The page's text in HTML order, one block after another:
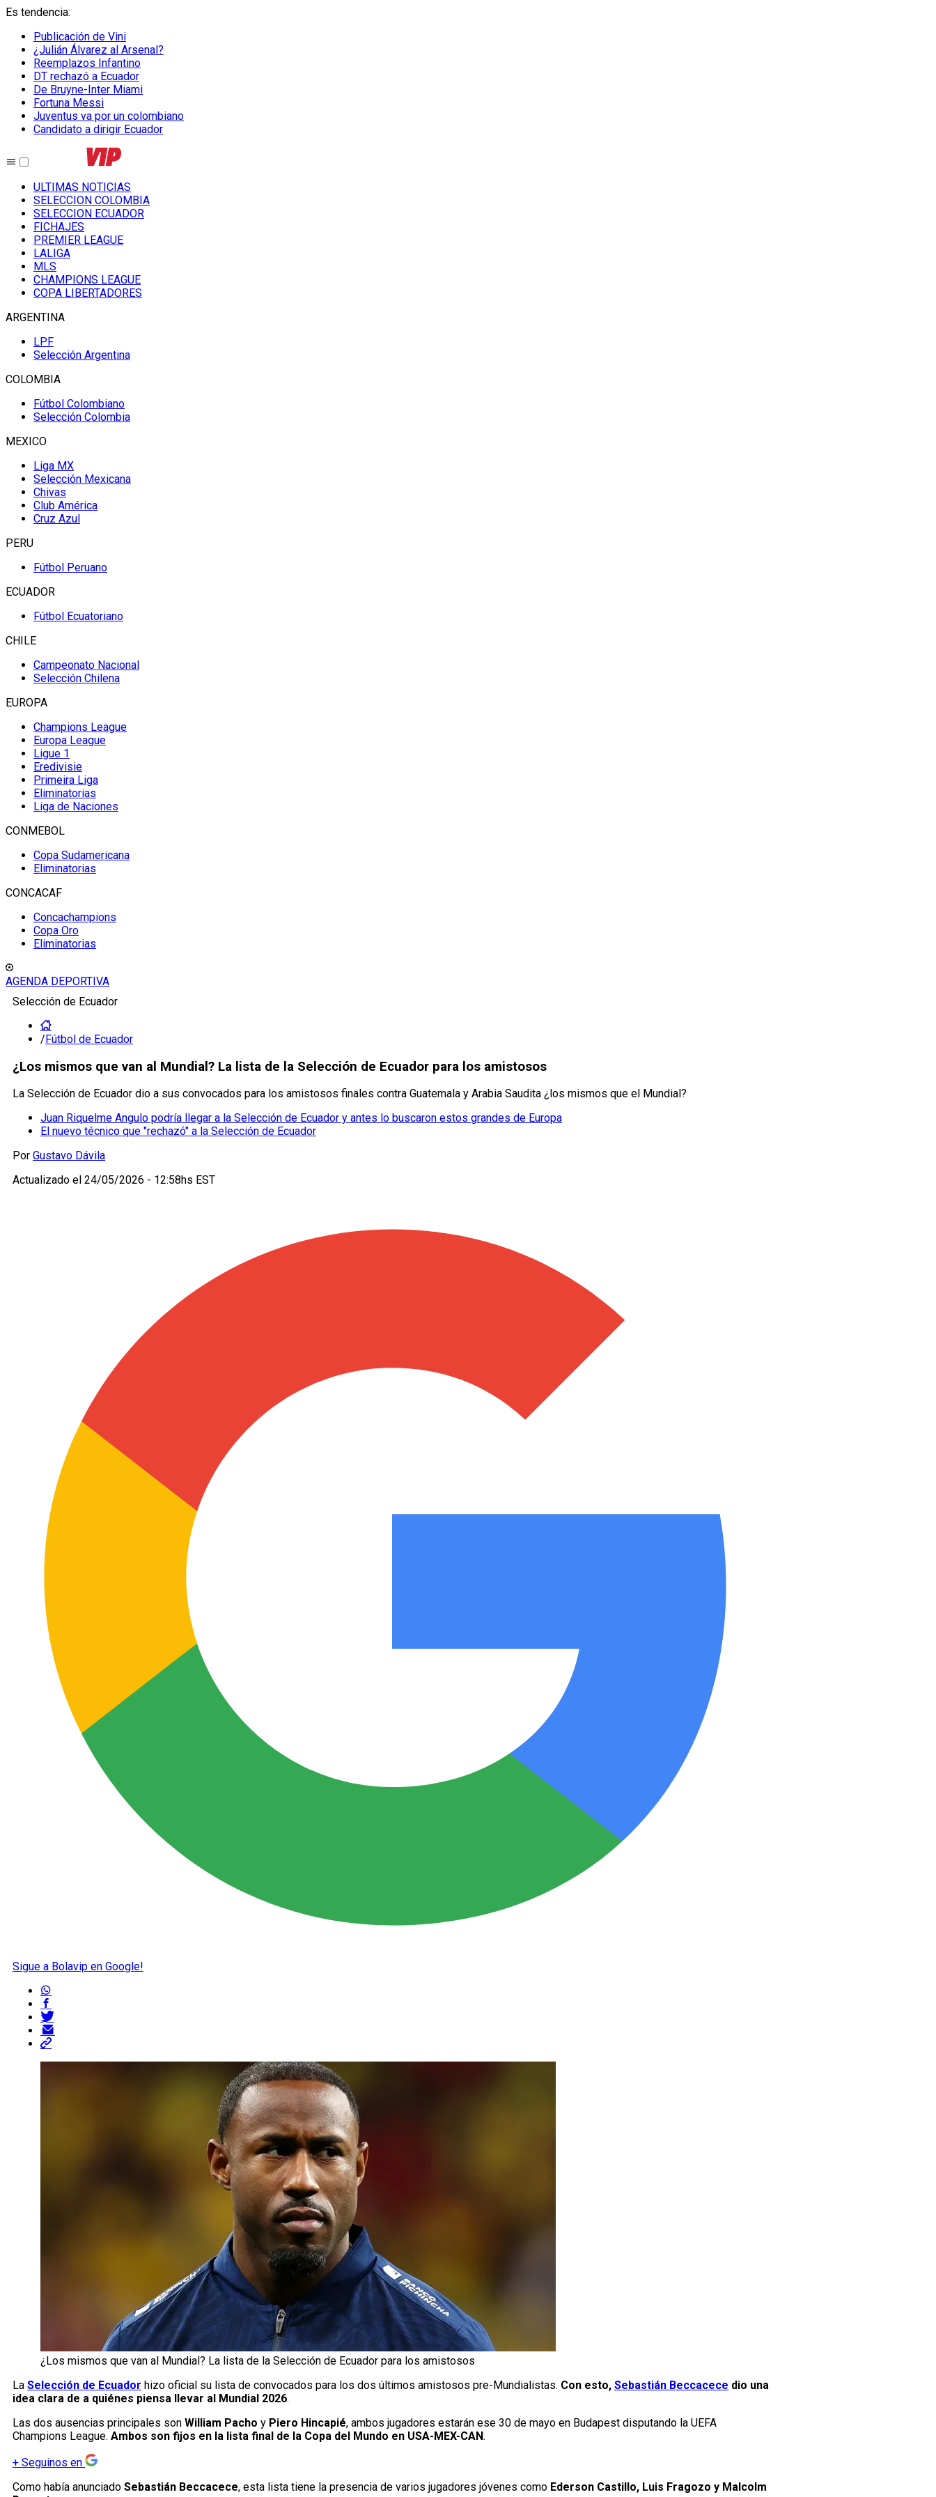
Es tendencia:
Publicación de Vini
¿Julián Álvarez al Arsenal?
Reemplazos Infantino
DT rechazó a Ecuador
De Bruyne-Inter Miami
Fortuna Messi
Juventus va por un colombiano
Candidato a dirigir Ecuador
ULTIMAS NOTICIAS
SELECCION COLOMBIA
SELECCION ECUADOR
FICHAJES
PREMIER LEAGUE
LALIGA
MLS
CHAMPIONS LEAGUE
COPA LIBERTADORES
ARGENTINA
LPF
Selección Argentina
COLOMBIA
Fútbol Colombiano
Selección Colombia
MEXICO
Liga MX
Selección Mexicana
Chivas
Club América
Cruz Azul
PERU
Fútbol Peruano
ECUADOR
Fútbol Ecuatoriano
CHILE
Campeonato Nacional
Selección Chilena
EUROPA
Champions League
Europa League
Ligue 1
Eredivisie
Primeira Liga
Eliminatorias
Liga de Naciones
CONMEBOL
Copa Sudamericana
Eliminatorias
CONCACAF
Concachampions
Copa Oro
Eliminatorias
AGENDA DEPORTIVA
Selección de Ecuador
/Fútbol de Ecuador
¿Los mismos que van al Mundial? La lista de la Selección de Ecuador para los amistosos
La Selección de Ecuador dio a sus convocados para los amistosos finales contra Guatemala y Arabia Saudita ¿los mismos que el Mundial?
Juan Riquelme Angulo podría llegar a la Selección de Ecuador y antes lo buscaron estos grandes de Europa
El nuevo técnico que "rechazó" a la Selección de Ecuador
Por Gustavo Dávila
Actualizado el 24/05/2026 - 12:58hs EST
Sigue a Bolavip en Google!
¿Los mismos que van al Mundial? La lista de la Selección de Ecuador para los amistosos
La Selección de Ecuador hizo oficial su lista de convocados para los dos últimos amistosos pre-Mundialistas. Con esto, Sebastián Beccacece dio una
idea clara de a quiénes piensa llevar al Mundial 2026.
Las dos ausencias principales son William Pacho y Piero Hincapié, ambos jugadores estarán ese 30 de mayo en Budapest disputando la UEFA
Champions League. Ambos son fijos en la lista final de la Copa del Mundo en USA-MEX-CAN.
+ Seguinos en
Como había anunciado Sebastián Beccacece, esta lista tiene la presencia de varios jugadores jóvenes como Ederson Castillo, Luis Fragozo y Malcolm